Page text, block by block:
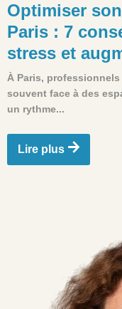
Optimiser
Paris : 7
stress et
À Paris,
souvent face à des
un rythme...
Lire plus